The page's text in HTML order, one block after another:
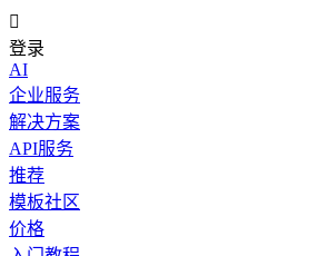

登录
AI
企业服务
解决方案
API服务
推荐
模板社区
价格